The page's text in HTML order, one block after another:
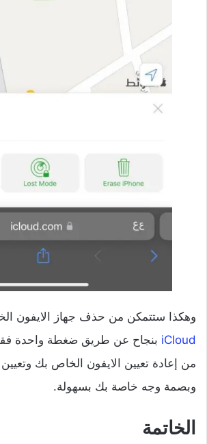
وهكذا ستتمكن من حذف جهاز الايفون
iCloud بنجاح عن طريق ضغطة واحدة
من إعادة تعيين الايفون الخاص بك
وبصمة وجه خاصة بك بسهولة.
الخاتمة